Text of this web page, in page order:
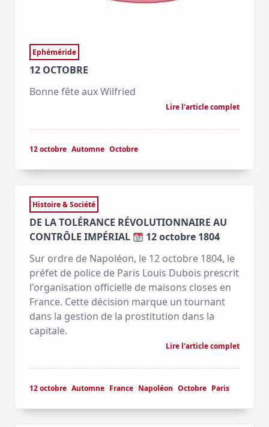
Ephéméride
12 OCTOBRE
Bonne fête aux Wilfried
Lire l'article complet
12 octobre Automne Octobre
Histoire & Société
DE LA TOLÉRANCE RÉVOLUTIONNAIRE AU
CONTRÔLE IMPÉRIAL
12 octobre 1804
Sur ordre de Napoléon, le 12 octobre 1804, le
préfet de police de Paris Louis Dubois prescrit
l'organisation officielle de maisons closes en
France. Cette décision marque un tournant
dans la gestion de la prostitution dans la
capitale.
Lire l'article complet
12 octobre Automne France Napoléon Octobre Paris